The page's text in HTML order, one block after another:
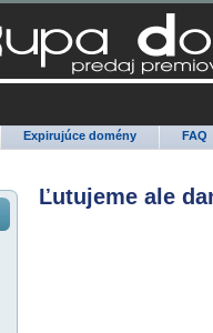
Expirujúce domény FAQ
Ľutujeme ale